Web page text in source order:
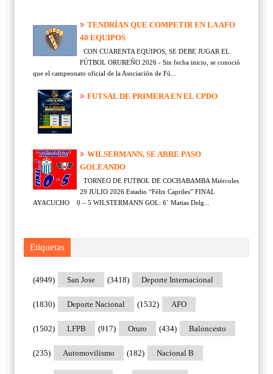
TENDRÍAN QUE COMPETIR EN LA AFO
40 EQUIPOS
CON CUARENTA EQUIPOS, SE DEBE JUGAR EL
FÚTBOL ORUREÑO 2026 - Sin fecha inicio, se conoció
que el campeonato oficial de la Asociación de Fú...
FUTSAL DE PRIMERA EN EL CPDO
WILSERMANN, SE ABRE PASO
GOLEANDO
TORNEO DE FUTBOL DE COCHABAMBA Miércoles
29 JULIO 2026 Estadio “Félix Capriles” FINAL
AYACUCHO 0 – 5 WILSTERMANN GOL: 6´ Matias Delg...
Etiquetas
San Jose
(4949) Deporte Internacional
(3418)
Deporte Nacional
(1830) AFO
(1532)
LFPB
(1502) Oruro
(917) Baloncesto
(434)
Automovilismo
(235) Nacional B
(182)